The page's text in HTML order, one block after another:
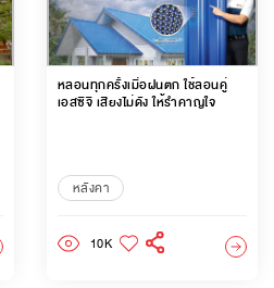
หลอนทุกครั้งเมื่อฝนตก ใช้ลอนคู่
เอสซีจี เสียงไม่ดัง ให้รำคาญใจ
หลังคา
10K